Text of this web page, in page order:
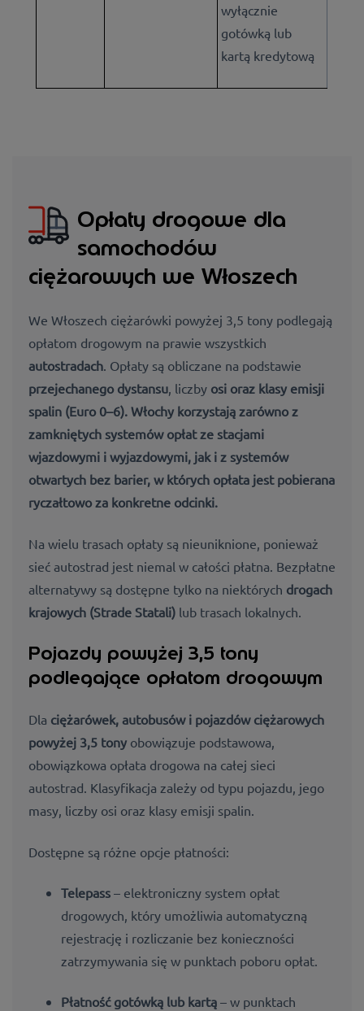
wyłącznie
gotówką lub
kartą kredytową
Opłaty drogowe dla
samochodów
ciężarowych we Włoszech
We Włoszech ciężarówki powyżej 3,5 tony podlegają
opłatom drogowym na prawie wszystkich
autostradach. Opłaty są obliczane na podstawie
przejechanego dystansu, liczby osi oraz klasy emisji
spalin (Euro 0–6). Włochy korzystają zarówno z
zamkniętych systemów opłatze stacjami
wjazdowymi i wyjazdowymi, jak i z systemów
otwartych bez barier, w których opłata jest pobierana
ryczałtowo za konkretne odcinki.
Na wielu trasach opłaty są nieuniknione, ponieważ
sieć autostrad jest niemal w całości płatna. Bezpłatne
alternatywy są dostępne tylko na niektórych drogach
krajowych (Strade Statali) lub trasach lokalnych.
Pojazdy powyżej 3,5 tony
podlegające opłatom drogowym
Dla ciężarówek, autobusów i pojazdów ciężarowych
powyżej 3,5 tony obowiązuje podstawowa,
obowiązkowa opłata drogowa na całej sieci
autostrad. Klasyfikacja zależy od typu pojazdu, jego
masy, liczby osi oraz klasy emisji spalin.
Dostępne są różne opcje płatności:
Telepass – elektroniczny system opłat
drogowych, który umożliwia automatyczną
rejestrację i rozliczanie bez konieczności
zatrzymywania się w punktach poboru opłat.
Płatność gotówką lub kartą – w punktach